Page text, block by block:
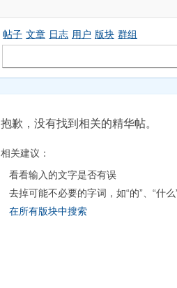
帖子 文章 日志 用户 版块 群组
抱歉，没有找到相关的精华帖。
相关建议：
看看输入的文字是否有误
去掉可能不必要的字词，如“的”、“什么
在所有版块中搜索